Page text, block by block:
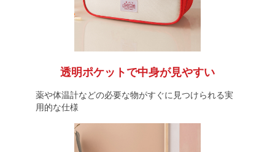
透明ポケットで中身が見やすい
薬や体温計などの必要な物がすぐに見つけられる実
用的な仕様